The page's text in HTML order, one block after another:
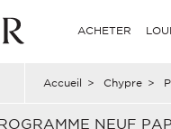
ACHETER
Accueil > Chypre >
NEUF